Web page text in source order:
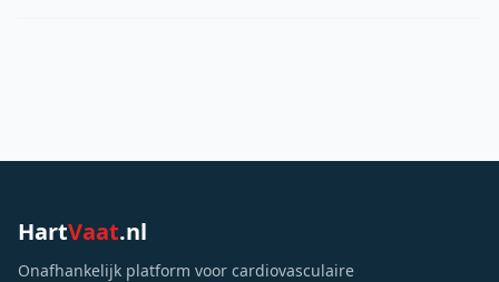
HartVaat.nl
Onafhankelijk platform voor cardiovasculaire